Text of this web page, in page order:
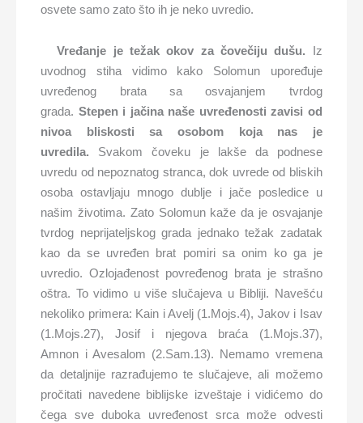
osvete samo zato što ih je neko uvredio.
Vređanje je težak okov za čovečiju dušu. Iz
uvodnog stiha vidimo kako Solomun upoređuje
uvređenog brata sa osvajanjem tvrdog
grada. Stepen i jačina naše uvređenosti zavisi od
nivoa bliskosti sa osobom koja nas je
uvredila. Svakom čoveku je lakše da podnese
uvredu od nepoznatog stranca, dok uvrede od bliskih
osoba ostavljaju mnogo dublje i jače posledice u
našim životima. Zato Solomun kaže da je osvajanje
tvrdog neprijateljskog grada jednako težak zadatak
kao da se uvređen brat pomiri sa onim ko ga je
uvredio. Ozlojađenost povređenog brata je strašno
oštra. To vidimo u više slučajeva u Bibliji. Navešću
nekoliko primera: Kain i Avelj (1.Mojs.4), Jakov i Isav
(1.Mojs.27), Josif i njegova braća (1.Mojs.37),
Amnon i Avesalom (2.Sam.13). Nemamo vremena
da detaljnije razrađujemo te slučajeve, ali možemo
pročitati navedene biblijske izveštaje i vidićemo do
čega sve duboka uvređenost srca može odvesti